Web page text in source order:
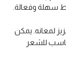
سهلة وفعالة.
لمعانه. يمكن
للشعر